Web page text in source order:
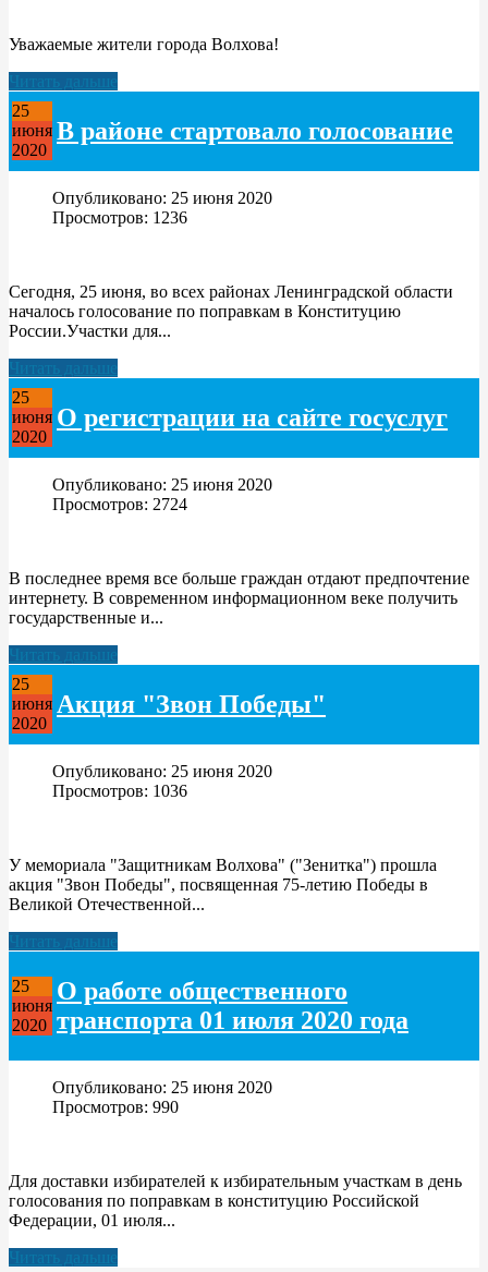
Уважаемые жители города Волхова!
Читать дальше
25
июня
2020
В районе стартовало голосование
Опубликовано: 25 июня 2020
Просмотров: 1236
Сегодня, 25 июня, во всех районах Ленинградской области
началось голосование по поправкам в Конституцию
России.Участки для...
Читать дальше
25
июня
2020
О регистрации на сайте госуслуг
Опубликовано: 25 июня 2020
Просмотров: 2724
В последнее время все больше граждан отдают предпочтение
интернету. В современном информационном веке получить
государственные и...
Читать дальше
25
июня
2020
Акция "Звон Победы"
Опубликовано: 25 июня 2020
Просмотров: 1036
У мемориала "Защитникам Волхова" ("Зенитка") прошла
акция "Звон Победы", посвященная 75-летию Победы в
Великой Отечественной...
Читать дальше
25
июня
2020
О работе общественного
транспорта 01 июля 2020 года
Опубликовано: 25 июня 2020
Просмотров: 990
Для доставки избирателей к избирательным участкам в день
голосования по поправкам в конституцию Российской
Федерации, 01 июля...
Читать дальше